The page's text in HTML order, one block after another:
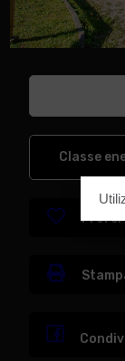
Classe